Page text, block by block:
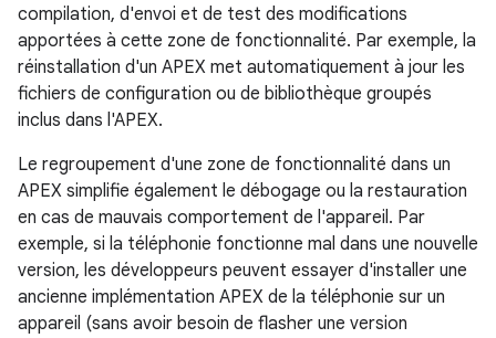
compilation, d'envoi et de test des modifications
apportées à cette zone de fonctionnalité. Par exemple, la
réinstallation d'un APEX met automatiquement à jour les
fichiers de configuration ou de bibliothèque groupés
inclus dans l'APEX.
Le regroupement d'une zone de fonctionnalité dans un
APEX simplifie également le débogage ou la restauration
en cas de mauvais comportement de l'appareil. Par
exemple, si la téléphonie fonctionne mal dans une nouvelle
version, les développeurs peuvent essayer d'installer une
ancienne implémentation APEX de la téléphonie sur un
appareil (sans avoir besoin de flasher une version